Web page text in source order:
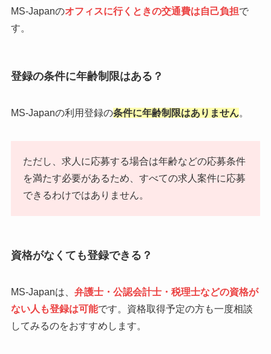
MS-Japanのオフィスに行くときの交通費は自己負担で
す。
登録の条件に年齢制限はある？
MS-Japanの利用登録の条件に年齢制限はありません。
ただし、求人に応募する場合は年齢などの応募条件
を満たす必要があるため、すべての求人案件に応募
できるわけではありません。
資格がなくても登録できる？
MS-Japanは、 弁護士・公認会計士・税理士などの資格が
ない人も登録は可能です。資格取得予定の方も一度相談
してみるのをおすすめします。